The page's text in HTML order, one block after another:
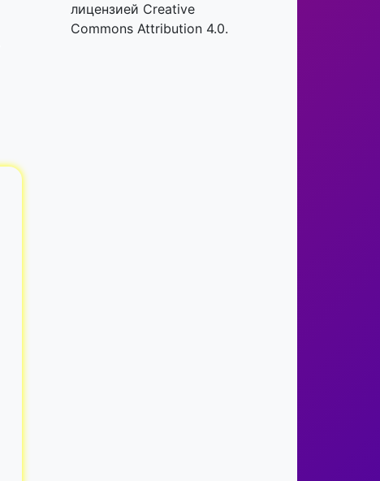
лицензией Creative
Commons Attribution 4.0.